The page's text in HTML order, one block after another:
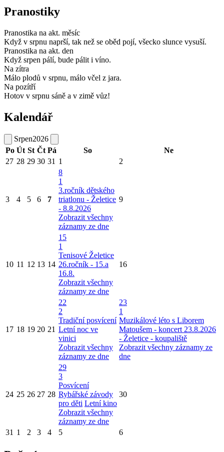
Pranostiky
Pranostika na akt. měsíc
Když v srpnu naprší, tak než se oběd pojí, všecko slunce vysuší.
Pranostika na akt. den
Když srpen pálí, bude pálit i víno.
Na zítra
Málo plodů v srpnu, málo včel z jara.
Na pozítří
Hotov v srpnu sáně a v zimě vůz!
Kalendář
Srpen2026
Po Út St Čt Pá So
Ne
27 28 29 30 31 1 2
3 4 5 6 7
8
1
3.ročník dětského
triatlonu - Želetice
- 8.8.2026
Zobrazit všechny
záznamy ze dne
9
10 11 12 13 14
15
1
Tenisové Želetice
26.ročník - 15.a
16.8.
Zobrazit všechny
záznamy ze dne
16
17 18 19 20 21
22
2
Tradiční posvícení
Letní noc ve
vinici
Zobrazit všechny
záznamy ze dne
23
1
Muzikálové léto s Liborem
Matoušem - koncert 23.8.2026
- Želetice - koupaliště
Zobrazit všechny záznamy ze
dne
24 25 26 27 28
29
3
Posvícení
Rybářské závody
pro děti Letní kino
Zobrazit všechny
záznamy ze dne
30
31 1 2 3 4 5 6